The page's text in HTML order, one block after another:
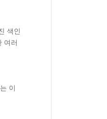
색인
여러
이